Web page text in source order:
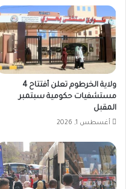
ولاية الخرطوم تعلن أفتتاح 4
مستشفيات حكومية سبتمبر
المقبل
أغسطس 1, 2026